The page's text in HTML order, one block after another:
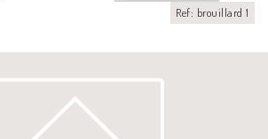
Ref: brouillard 1